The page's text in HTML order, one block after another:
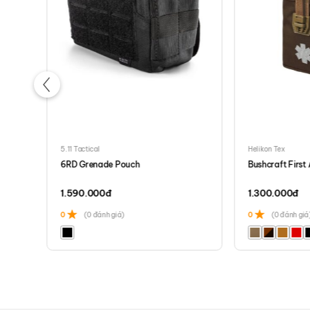
5.11 Tactical
6RD Grenade Pouch
1.590.000đ
0 (0 đánh giá)
Helikon Tex
Bushcraft First
1.300.000đ
0 (0 đánh